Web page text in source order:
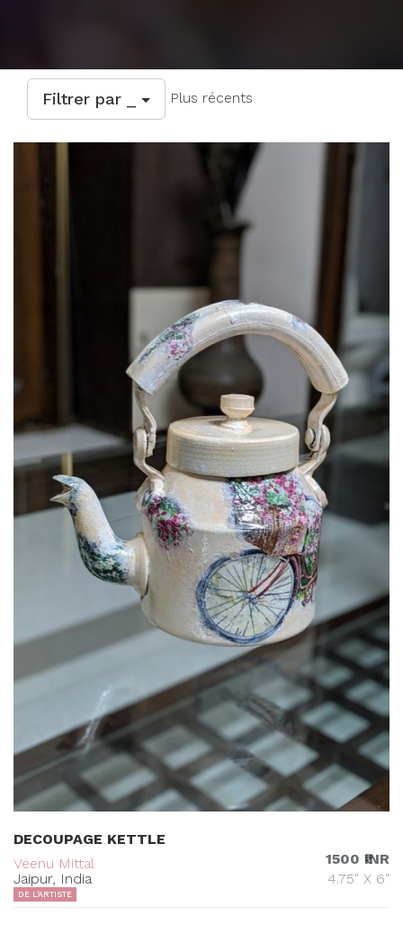
Filtrer par _ Plus récents
DECOUPAGE KETTLE
Veenu Mittal
Jaipur, India
1500 ₹INR
4.75" X 6"
DE L'ARTISTE